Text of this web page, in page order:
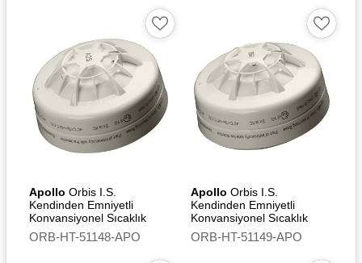
Apollo Orbis I.S.
Kendinden Emniyetli
Konvansiyonel Sıcaklık
Dedektörü (A2S) - Flashing
Led
ORB-HT-51148-APO
Apollo Orbis I.S.
Kendinden Emniyetli
Konvansiyonel Sıcaklık
Dedektörü (BR)
ORB-HT-51149-APO